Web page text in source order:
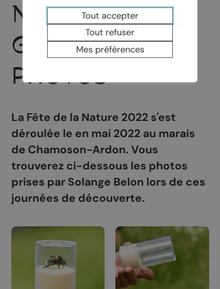
NATURE 2022 –
GALERIE
PHOTOS
La Fête de la Nature 2022 s'est
déroulée le en mai 2022 au marais
de Chamoson-Ardon. Vous
trouverez ci-dessous les photos
prises par Solange Belon lors de ces
journées de découverte.
Tout accepter
Tout refuser
Mes préférences